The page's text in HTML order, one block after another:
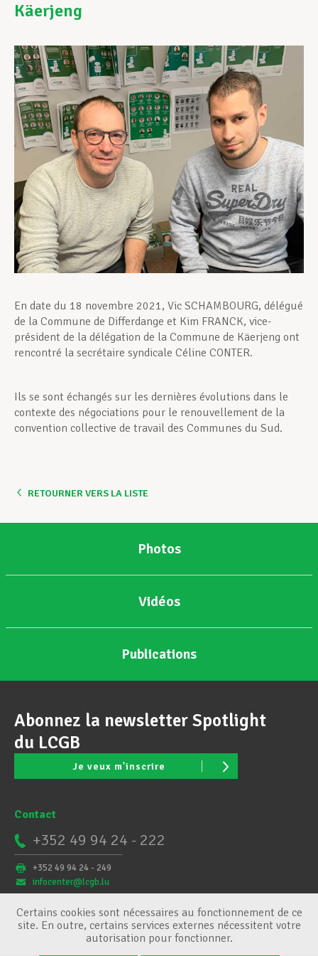
Développement professionnel
Devenir Membre
Actualités
Käerjeng
En date du 18 novembre 2021, Vic SCHAMBOURG, délégué
de la Commune de Differdange et Kim FRANCK, vice-
président de la délégation de la Commune de Käerjeng ont
rencontré la secrétaire syndicale Céline CONTER.
Ils se sont échangés sur les dernières évolutions dans le
contexte des négociations pour le renouvellement de la
convention collective de travail des Communes du Sud.
RETOURNER VERS LA LISTE
Photos
Vidéos
Publications
Abonnez la newsletter Spotlight
du LCGB
Je veux m'inscrire
Contact
+352 49 94 24 - 222
+352 49 94 24 - 249
infocenter@lcgb.lu
Certains cookies sont nécessaires au fonctionnement de ce
site. En outre, certains services externes nécessitent votre
autorisation pour fonctionner.